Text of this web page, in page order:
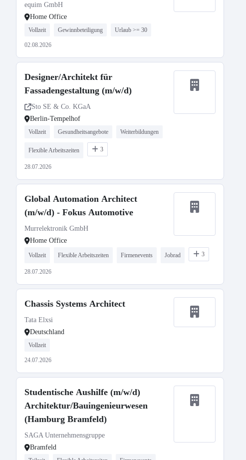
equim GmbH
Home Office
Vollzeit Gewinnbeteiligung Urlaub >= 30
02.08.2026
Designer/Architekt für
Fassadengestaltung (m/w/d)
Sto SE & Co. KGaA
Berlin-Tempelhof
Vollzeit Gesundheitsangebote Weiterbildungen
Flexible Arbeitszeiten 3
28.07.2026
Global Automation Architect
(m/w/d) - Fokus Automotive
Murrelektronik GmbH
Home Office
Vollzeit Flexible Arbeitszeiten Firmenevents Jobrad 3
28.07.2026
Chassis Systems Architect
Tata Elxsi
Deutschland
Vollzeit
24.07.2026
Studentische Aushilfe (m/w/d)
Architektur/Bauingenieurwesen
(Hamburg Bramfeld)
SAGA Unternehmensgruppe
Bramfeld